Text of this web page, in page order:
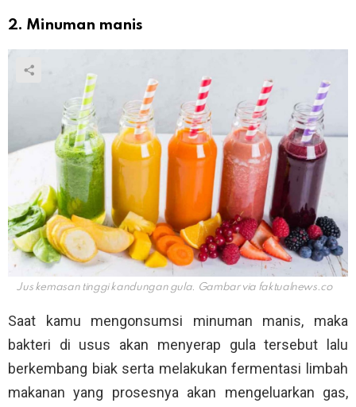
2. Minuman manis
Jus kemasan tinggi kandungan gula. Gambar via faktualnews.co
Saat kamu mengonsumsi minuman manis, maka
bakteri di usus akan menyerap gula tersebut lalu
berkembang biak serta melakukan fermentasi limbah
makanan yang prosesnya akan mengeluarkan gas,